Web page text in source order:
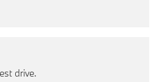
drive.